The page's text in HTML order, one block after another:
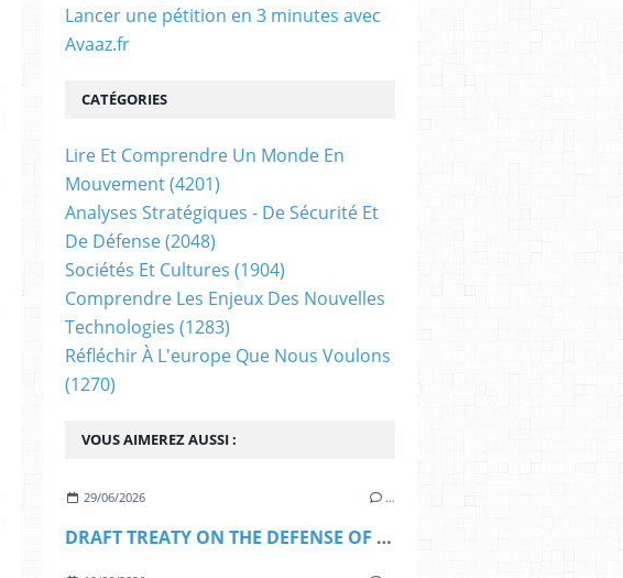
VOUS AIMEREZ AUSSI :
29/06/2026 …
DRAFT TREATY ON THE DEFENSE OF THE EUROPEAN UNION
Lancer une pétition en 3 minutes avec
Avaaz.fr
CATÉGORIES
Lire Et Comprendre Un Monde En
Mouvement(4201)
Analyses Stratégiques - De Sécurité Et
De Défense(2048)
Sociétés Et Cultures (1904)
Comprendre Les Enjeux Des Nouvelles
Technologies (1283)
Réfléchir À L'europe Que Nous Voulons
(1270)